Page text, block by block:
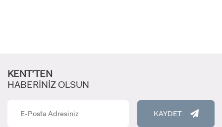
KENT’TEN
HABERİNİZ OLSUN
KAYDET